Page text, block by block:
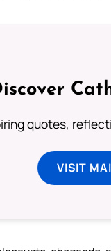
quotes,
VISIT